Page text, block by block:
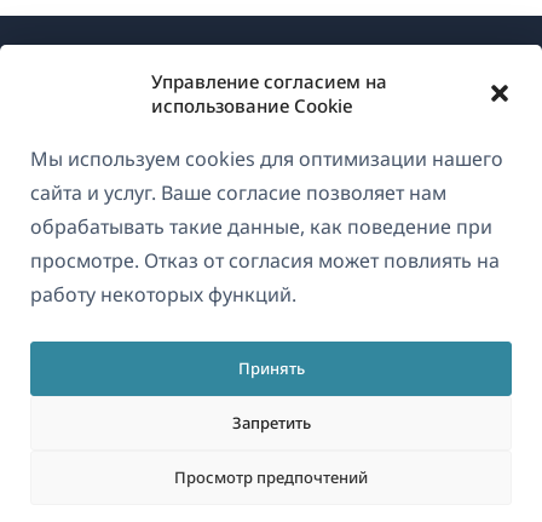
Управление согласием на
использование Cookie
Мы используем cookies для оптимизации нашего
сайта и услуг. Ваше согласие позволяет нам
обрабатывать такие данные, как поведение при
просмотре. Отказ от согласия может повлиять на
работу некоторых функций.
Принять
Запретить
Просмотр предпочтений
Русский
О WPML
GDPR и политика конфиденциальности
Присоединяйтесь к нашей команде
(открывается
в
новом
окне)
в
новом
окне)
в
окне)